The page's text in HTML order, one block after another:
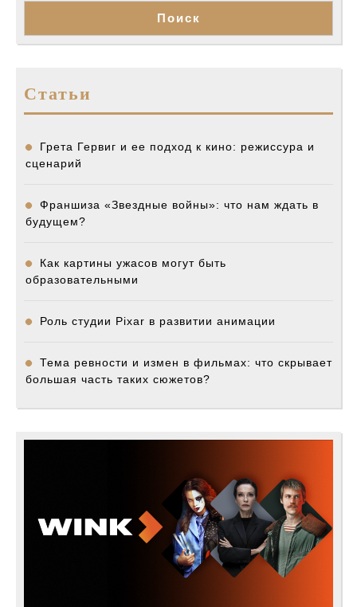
Поиск
Статьи
Грета Гервиг и ее подход к кино: режиссура и
сценарий
Франшиза «Звездные войны»: что нам ждать в
будущем?
Как картины ужасов могут быть
образовательными
Роль студии Pixar в развитии анимации
Тема ревности и измен в фильмах: что скрывает
большая часть таких сюжетов?